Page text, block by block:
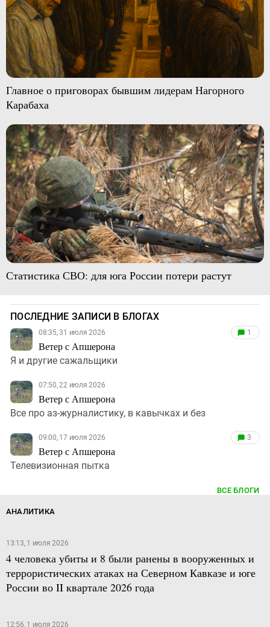
Главное о приговорах бывшим лидерам Нагорного
Карабаха
Статистика СВО: для юга России потери растут
ПОСЛЕДНИЕ ЗАПИСИ В БЛОГАХ
08:35, 31 июля 2026
Ветер с Апшерона
1
Я и другие сажальщики
07:50, 22 июля 2026
Ветер с Апшерона
Все про аз-журналистику, в кавычках и без
09:00, 17 июля 2026
Ветер с Апшерона
3
Телевизионная пытка
ВСЕ БЛОГИ
АНАЛИТИКА
13:13, 1 июля 2026
4 человека убиты и 8 были ранены в вооруженных и
террористических атаках на Северном Кавказе и юге
России во II квартале 2026 года
12:56, 1 июля 2026